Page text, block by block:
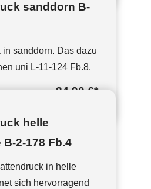
sanddorn B-
in sanddorn. Das dazu
uni L-11-124 Fb.8.
34,90 €*
helle
B-2-178 Fb.4
in helle
sich hervorragend